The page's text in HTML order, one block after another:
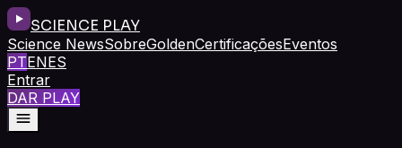
SCIENCE PLAY
Science NewsSobreGoldenCertificaçõesEventos
PTENES
Entrar
DAR PLAY